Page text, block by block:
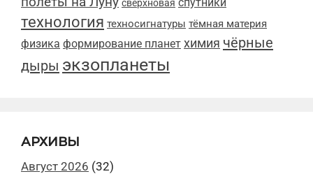
сверхновая
технология техносигнатуры тёмная материя
физика формирование планет химия чёрные
дыры экзопланеты
АРХИВЫ
Август 2026 (32)